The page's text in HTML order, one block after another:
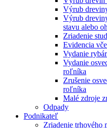
Výrub
Výrub
stavu alebo
Zriadenie
Evidencia
Vydanie
Vydanie
roľníka
Zrušenie
roľníka
Malé zdroje
Odpady
Podnikateľ
Zriadenie trhového